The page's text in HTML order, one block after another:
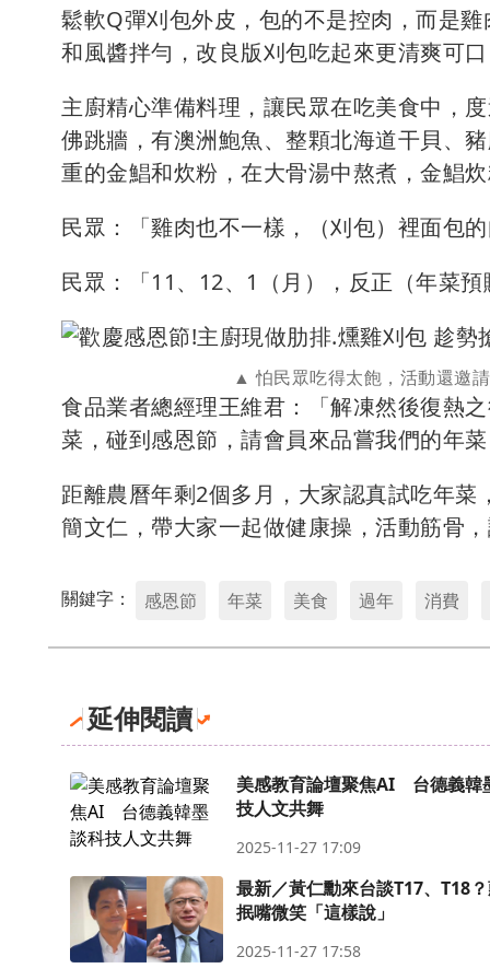
鬆軟Q彈刈包外皮，包的不是控肉，而是
和風醬拌勻，改良版刈包吃起來更清爽可
主廚精心準備料理，讓民眾在吃美食中，
佛跳牆，有澳洲鮑魚、整顆北海道干貝、
重的金鯧和炊粉，在大骨湯中熬煮，金鯧
民眾：「雞肉也不一樣，（刈包）裡面包
民眾：「11、12、1（月），反正（年菜
怕民眾吃得太飽，活動還邀
食品業者總經理王維君：「解凍然後復熱
菜，碰到感恩節，請會員來品嘗我們的年
距離農曆年剩2個多月，大家認真試吃年
簡文仁，帶大家一起做健康操，活動筋骨
關鍵字： 感恩節 年菜 美食 過年 消費
延伸閱讀
美感教育論壇聚焦AI 台德義韓
技人文共舞
2025-11-27 17:09
最新／黃仁勳來台談T17、T18
抿嘴微笑「這樣說」
2025-11-27 17:58